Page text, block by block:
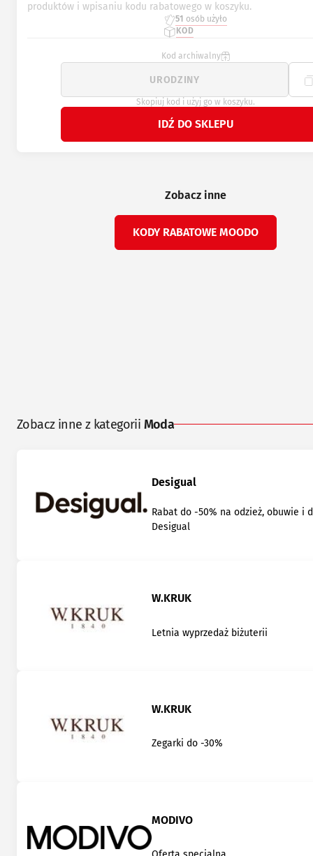
51 osób użyło
KOD
Kod archiwalny
Skopiuj kod i użyj go w koszyku.
IDŹ DO SKLEPU
produktów i wpisaniu kodu rabatowego w koszyku.
Zobacz inne
KODY RABATOWE MOODO
Zobacz inne z kategorii Moda
Desigual
Rabat do -50% na odzież, obuwie i
Desigual
W.KRUK
Letnia wyprzedaż biżuterii
W.KRUK
Zegarki do -30%
MODIVO